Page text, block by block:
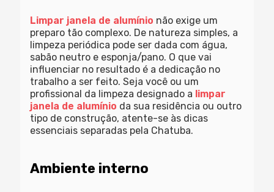
Limpar janela de alumínio não exige um
preparo tão complexo. De natureza simples, a
limpeza periódica pode ser dada com água,
sabão neutro e esponja/pano. O que vai
influenciar no resultado é a dedicação no
trabalho a ser feito. Seja você ou um
profissional da limpeza designado a limpar
janela de alumínio da sua residência ou outro
tipo de construção, atente-se às dicas
essenciais separadas pela Chatuba.
Ambiente interno